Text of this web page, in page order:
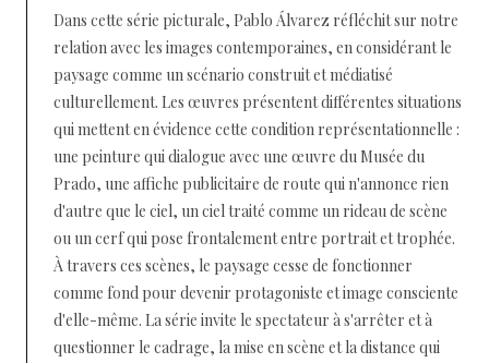
Dans cette série picturale, Pablo Álvarez réfléchit sur notre
relation avec les images contemporaines, en considérant le
paysage comme un scénario construit et médiatisé
culturellement. Les œuvres présentent différentes situations
qui mettent en évidence cette condition représentationnelle :
une peinture qui dialogue avec une œuvre du Musée du
Prado, une affiche publicitaire de route qui n'annonce rien
d'autre que le ciel, un ciel traité comme un rideau de scène
ou un cerf qui pose frontalement entre portrait et trophée.
À travers ces scènes, le paysage cesse de fonctionner
comme fond pour devenir protagoniste et image consciente
d'elle-même. La série invite le spectateur à s'arrêter et à
questionner le cadrage, la mise en scène et la distance qui